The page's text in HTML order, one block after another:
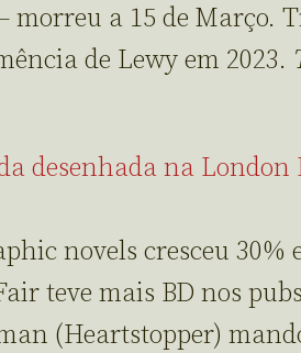
morreu a 15 de Março.
de Lewy em 2023.
desenhada na London
novels cresceu 30%
teve mais BD nos
(Heartstopper)